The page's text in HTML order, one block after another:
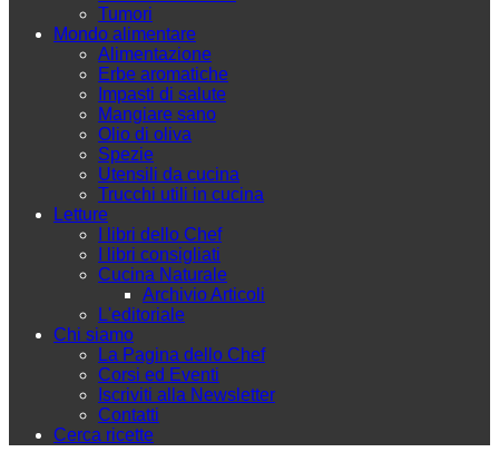
Tumori
Mondo alimentare
Alimentazione
Erbe aromatiche
Impasti di salute
Mangiare sano
Olio di oliva
Spezie
Utensili da cucina
Trucchi utili in cucina
Letture
I libri dello Chef
I libri consigliati
Cucina Naturale
Archivio Articoli
L'editoriale
Chi siamo
La Pagina dello Chef
Corsi ed Eventi
Iscriviti alla Newsletter
Contatti
Cerca ricette